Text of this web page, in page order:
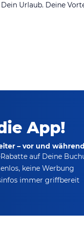
Dein Urlaub. Deine
App!
– vor und
auf Deine
keine Werbung
immer griffbereit